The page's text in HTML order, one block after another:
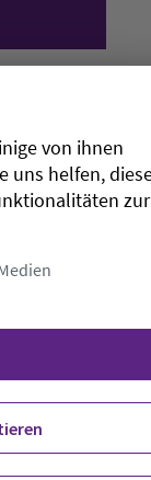
zu
sich
von ihnen
uns helfen,
zur